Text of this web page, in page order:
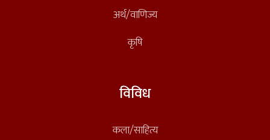
अर्थ/वाणिज्य
कृषि
विविध
कला/साहित्य